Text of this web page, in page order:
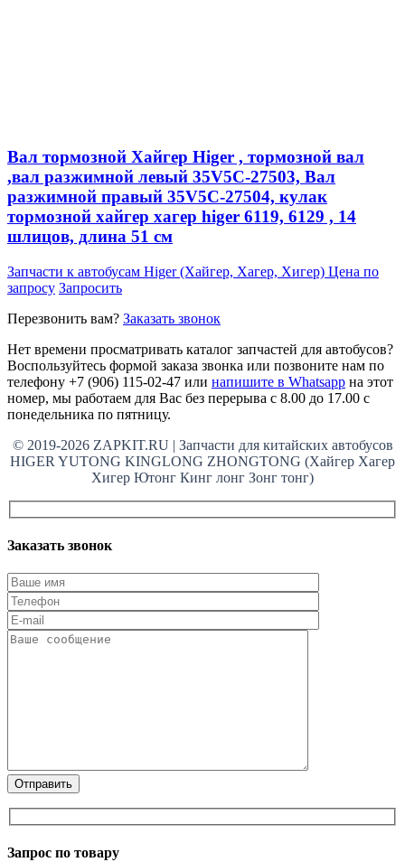
Вал тормозной Хайгер Higer , тормозной вал
,вал разжимной левый 35V5C-27503, Вал
разжимной правый 35V5C-27504, кулак
тормозной хайгер хагер higer 6119, 6129 , 14
шлицов, длина 51 см
Запчасти к автобусам Higer (Хайгер, Хагер, Хигер) Цена по
запросу Запросить
Перезвонить вам? Заказать звонок
Нет времени просматривать каталог запчастей для автобусов?
Воспользуйтесь формой заказа звонка или позвоните нам по
телефону +7 (906) 115-02-47 или напишите в Whatsapp на этот
номер, мы работаем для Вас без перерыва с 8.00 до 17.00 с
понедельника по пятницу.
© 2019-2026 ZAPKIT.RU | Запчасти для китайских автобусов
HIGER YUTONG KINGLONG ZHONGTONG (Хайгер Хагер
Хигер Ютонг Кинг лонг Зонг тонг)
Заказать звонок
Запрос по товару